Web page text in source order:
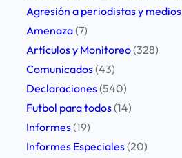
Agresión a periodistas y medios
Amenaza(7)
Artículos y Monitoreo(328)
Comunicados(43)
Declaraciones(540)
Futbol para todos(14)
Informes(19)
Informes Especiales(20)